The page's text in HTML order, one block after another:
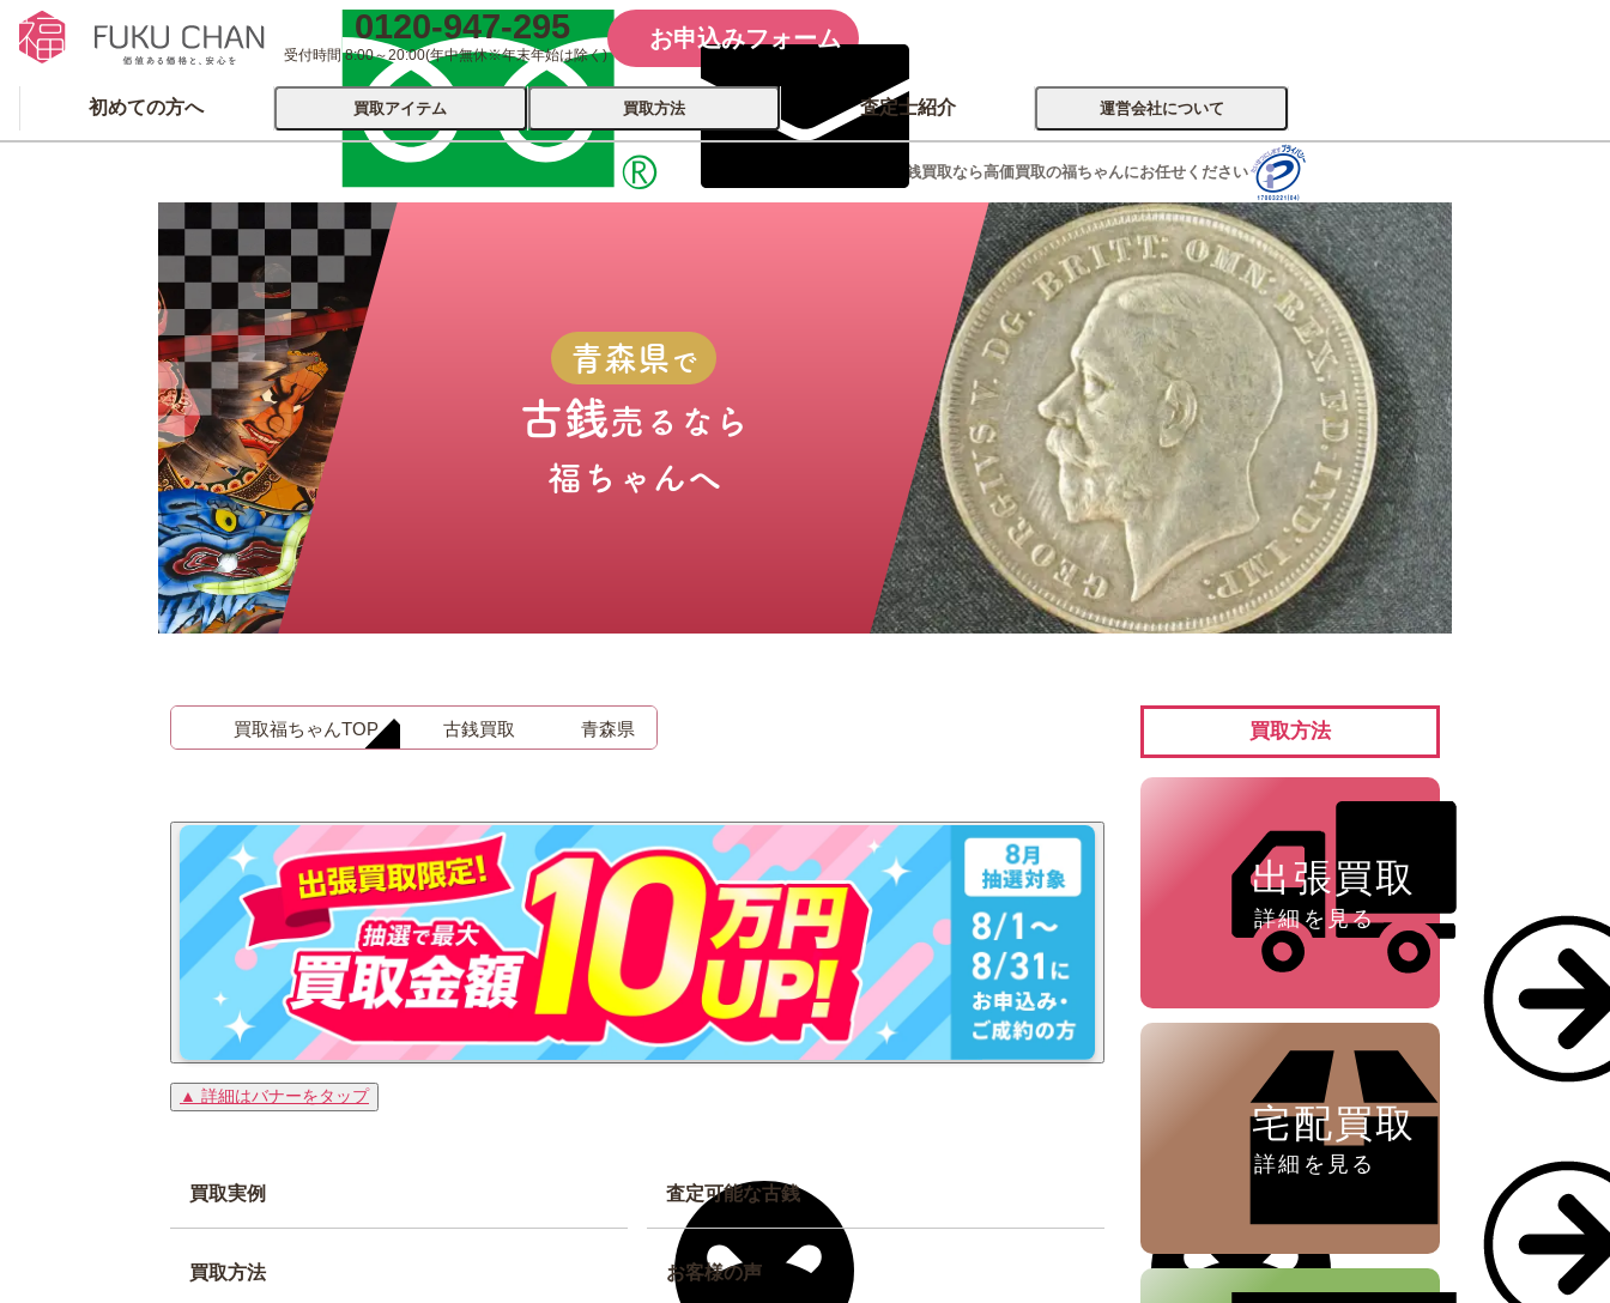
青森県の古銭買取なら高価買取の福ちゃんにお任せください
0120-947-295
受付時間 8:00～20:00(年中無休※年末年始は除く)
お申込みフォーム
初めての方へ 買取アイテム
洋服
記念硬貨
おもちゃ 楽器
骨董品 お酒 時計 毛皮 宝石 金券
ペン ⁄
買取方法
店舗買取
査定士紹介 運営会社について
運営会社について 会社概要 コーポレートサイトへ
青森県 で
古銭売るなら
福ちゃんへ
買取福ちゃんTOP 古銭買取 青森県
▲ 詳細はバナーをタップ
買取実例 査定可能な古銭
買取方法 お客様の声
買取方法
出張買取
詳細を見る
宅配買取
詳細を見る